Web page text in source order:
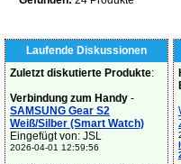
Laufende Diskussionen
Zuletzt diskutierte Produkte:
Verbindung zum Handy -
SAMSUNG Gear S2
Weiß/Silber (Smart Watch)
Eingefügt von: JSL
2026-04-01 12:59:56